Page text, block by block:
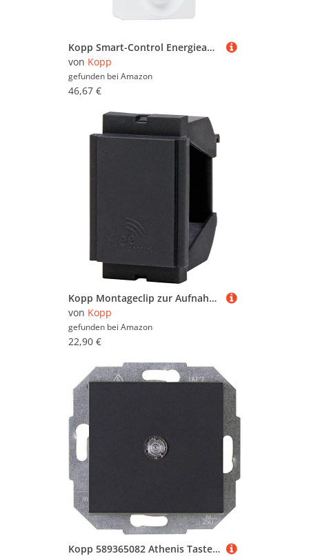
Kopp Smart-Control Energieautarker Bluetooth-Bewegungsmelder, mit passivem Infrarot-Sensor zur Bewegungs- und Helligkeitserkennung, Smart-Home, 833902014
von Kopp
gefunden bei Amazon
46,67 €
Kopp Montageclip zur Aufnahme von Funk-Empfängern (Unterputz), zur Montage auf Hutschienen, 4er Pack, 341701024
von Kopp
gefunden bei Amazon
22,90 €
Kopp 589365082 Athenis Taster beleuchtet